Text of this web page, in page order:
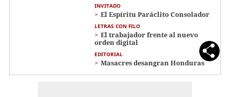
INVITADO
El Espíritu Paráclito Consolador
LETRAS CON FILO
El trabajador frente al nuevo
orden digital
EDITORIAL
Masacres desangran Honduras